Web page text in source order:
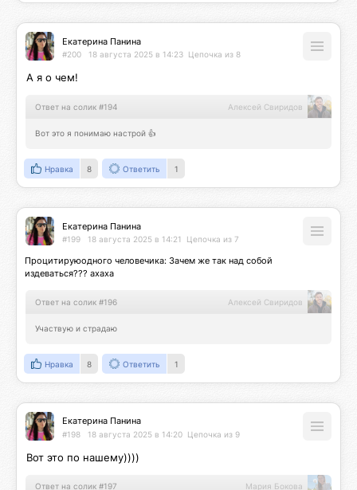
Екатерина Панина
#200 18 августа 2025 в 14:23 Цепочка из 8
А я о чем!
Ответ на солик #194 Алексей Свиридов
Вот это я понимаю настрой 👍
Нравка 8 Ответить 1
Екатерина Панина
#199 18 августа 2025 в 14:21 Цепочка из 7
Процитируюодного человечика: Зачем же так над собой
издеваться??? ахаха
Ответ на солик #196 Алексей Свиридов
Участвую и страдаю
Нравка 8 Ответить 1
Екатерина Панина
#198 18 августа 2025 в 14:20 Цепочка из 9
Вот это по нашему))))
Ответ на солик #197 Мария Бокова